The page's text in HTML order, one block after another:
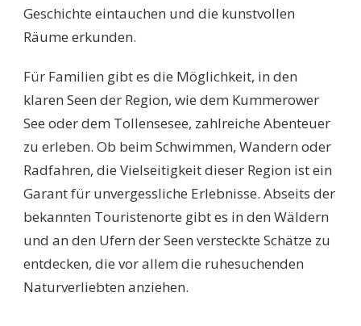
Geschichte eintauchen und die kunstvollen
Räume erkunden.
Für Familien gibt es die Möglichkeit, in den
klaren Seen der Region, wie dem Kummerower
See oder dem Tollensesee, zahlreiche Abenteuer
zu erleben. Ob beim Schwimmen, Wandern oder
Radfahren, die Vielseitigkeit dieser Region ist ein
Garant für unvergessliche Erlebnisse. Abseits der
bekannten Touristenorte gibt es in den Wäldern
und an den Ufern der Seen versteckte Schätze zu
entdecken, die vor allem die ruhesuchenden
Naturverliebten anziehen.